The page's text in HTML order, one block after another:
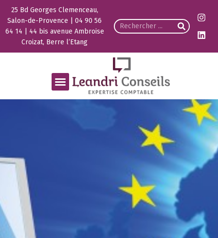
25 Bd Georges Clemenceau,
Salon-de-Provence | 04 90 56
64 14 | 44 bis avenue Ambroise
Croizat, Berre l’Etang